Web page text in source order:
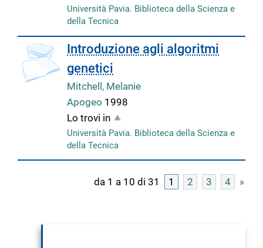
Università Pavia. Biblioteca della Scienza e
della Tecnica
Introduzione agli algoritmi
genetici
Mitchell, Melanie
Apogeo 1998
Lo trovi in
Università Pavia. Biblioteca della Scienza e
della Tecnica
da 1 a 10 di 31 1 2 3 4 »